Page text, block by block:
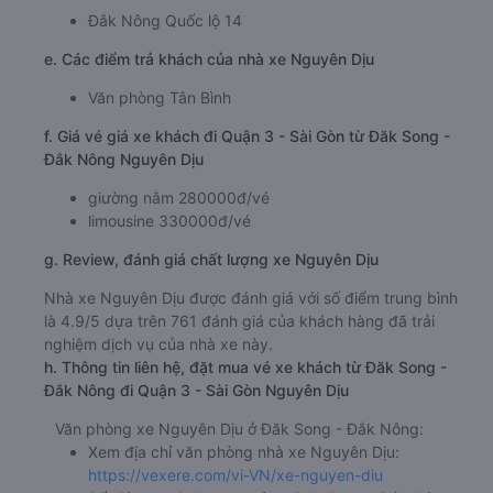
Đắk Nông Quốc lộ 14
e. Các điểm trả khách của nhà xe Nguyên Dịu
Văn phòng Tân Bình
f. Giá vé giá xe khách đi Quận 3 - Sài Gòn từ Đăk Song -
Đắk Nông Nguyên Dịu
giường nằm 280000đ/vé
limousine 330000đ/vé
g. Review, đánh giá chất lượng xe Nguyên Dịu
Nhà xe Nguyên Dịu được đánh giá với số điểm trung bình
là 4.9/5 dựa trên 761 đánh giá của khách hàng đã trải
nghiệm dịch vụ của nhà xe này.
h. Thông tin liên hệ, đặt mua vé xe khách từ Đăk Song -
Đắk Nông đi Quận 3 - Sài Gòn Nguyên Dịu
Văn phòng xe Nguyên Dịu ở Đăk Song - Đắk Nông:
Xem địa chỉ văn phòng nhà xe Nguyên Dịu:
https://vexere.com/vi-VN/xe-nguyen-diu